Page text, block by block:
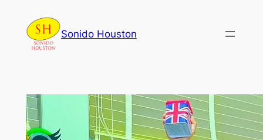
content
Sonido Houston